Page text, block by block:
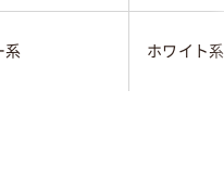
系 ホワイト系